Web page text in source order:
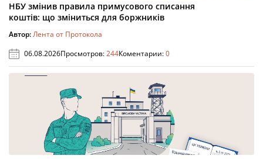
НБУ змінив правила примусового списання
коштів: що зміниться для боржників
Автор:Лента от Протокола
06.08.2026Просмотров:244Коментарии:0